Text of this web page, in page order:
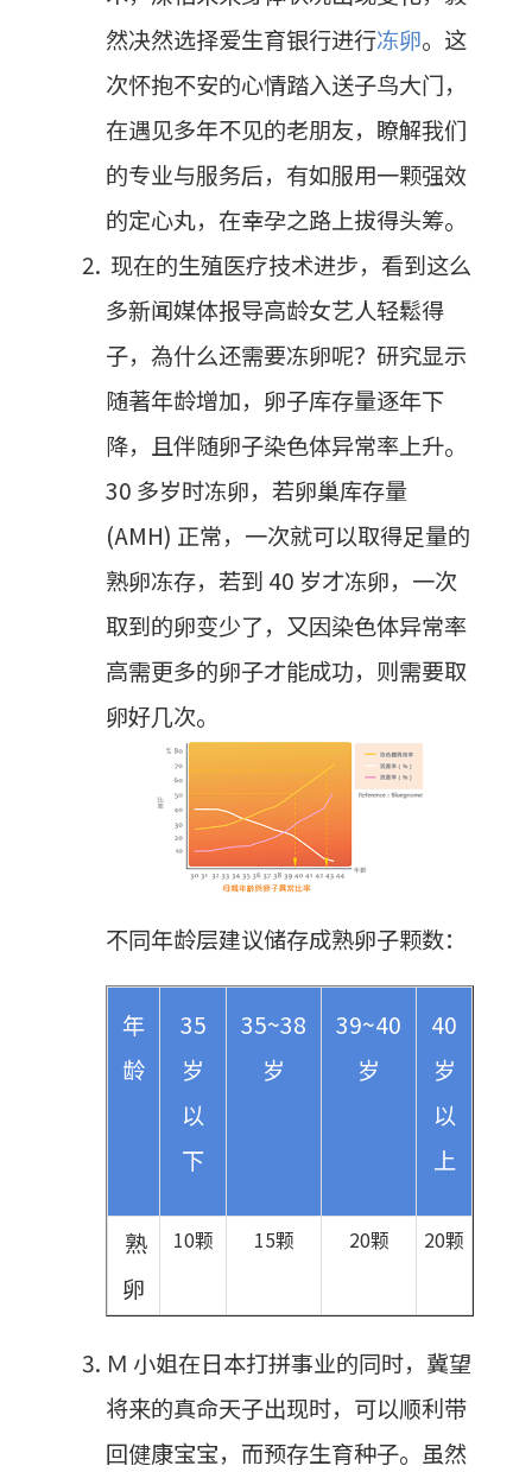
然决然选择爱生育银行进行冻卵。这
次怀抱不安的心情踏入送子鸟大门，
在遇见多年不见的老朋友，瞭解我们
的专业与服务后，有如服用一颗强效
的定心丸，在幸孕之路上拔得头筹。
现在的生殖医疗技术进步，看到这么
多新闻媒体报导高龄女艺人轻鬆得
子，為什么还需要冻卵呢？研究显示
随著年龄增加，卵子库存量逐年下
降，且伴随卵子染色体异常率上升。
30 多岁时冻卵，若卵巢库存量
(AMH) 正常，一次就可以取得足量的
熟卵冻存，若到 40 岁才冻卵，一次
取到的卵变少了，又因染色体异常率
高需更多的卵子才能成功，则需要取
卵好几次。
不同年龄层建议储存成熟卵子颗数：
年
龄
35
岁
以
下
35~38
岁
39~40
岁
40
岁
以
上
熟
卵
10颗 15颗 20颗 20颗
Ｍ 小姐在日本打拼事业的同时，冀望
将来的真命天子出现时，可以顺利带
回健康宝宝，而预存生育种子。虽然